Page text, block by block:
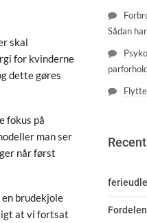
skal
for kvinderne
dette gøres
fokus på
man ser
når først
brudekjole
at vi fortsat
Sådan